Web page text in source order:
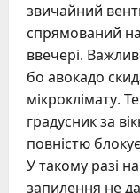
звичайний
спрямований
ввечері.
бо авокадо
мікроклімату.
градусник за
повністю
У такому разі
запилення не